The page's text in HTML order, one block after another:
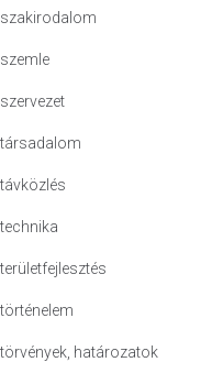
szakirodalom
szemle
szervezet
társadalom
távközlés
technika
területfejlesztés
történelem
törvények, határozatok